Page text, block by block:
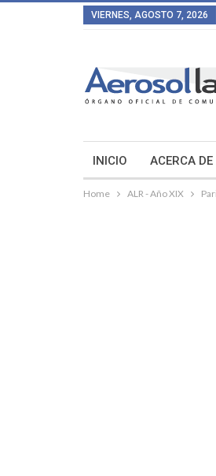
VIERNES, AGOSTO 7, 2026
INICIO ACERCA DE
Home ALR - Año XIX